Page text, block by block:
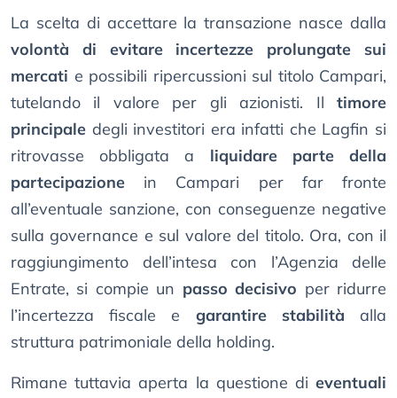
La scelta di accettare la transazione nasce dalla
volontà di evitare incertezze prolungate sui
mercati e possibili ripercussioni sul titolo Campari,
tutelando il valore per gli azionisti. Il timore
principale degli investitori era infatti che Lagfin si
ritrovasse obbligata a liquidare parte della
partecipazione in Campari per far fronte
all’eventuale sanzione, con conseguenze negative
sulla governance e sul valore del titolo. Ora, con il
raggiungimento dell’intesa con l’Agenzia delle
Entrate, si compie un passo decisivo per ridurre
l’incertezza fiscale e garantire stabilità alla
struttura patrimoniale della holding.
Rimane tuttavia aperta la questione di eventuali